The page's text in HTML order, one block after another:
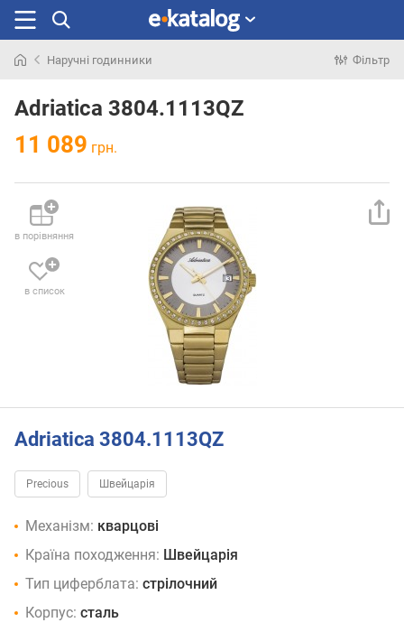
раніше
Наручні годинники Фільтр
Adriatica 3804.1113QZ
11 089 грн.
в порівняння
в список
Adriatica 3804.1113QZ
Precious Швейцарія
Механізм: кварцові
Країна походження: Швейцарія
Тип циферблата: стрілочний
Корпус: сталь